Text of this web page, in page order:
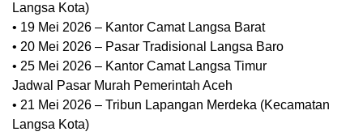
Langsa Kota)
• 19 Mei 2026 – Kantor Camat Langsa Barat
• 20 Mei 2026 – Pasar Tradisional Langsa Baro
• 25 Mei 2026 – Kantor Camat Langsa Timur
Jadwal Pasar Murah Pemerintah Aceh
• 21 Mei 2026 – Tribun Lapangan Merdeka (Kecamatan
Langsa Kota)